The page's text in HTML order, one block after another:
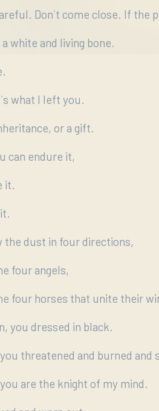
Don`t come close. If the
a white and living bone.
what I left you.
or a gift.
can endure it,
it.
the dust in four directions,
four angels,
four horses that unite their
you dressed in black.
threatened and burned and
are the knight of my mind.